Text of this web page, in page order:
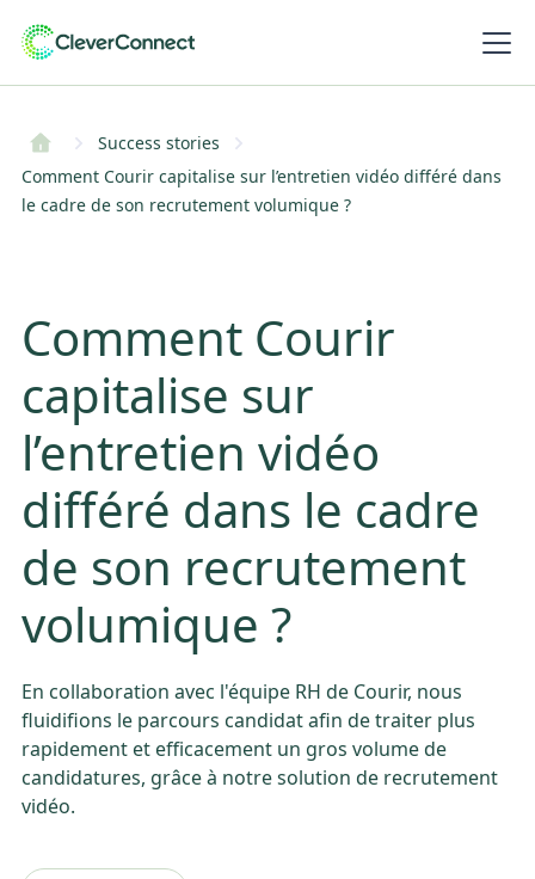
Success stories
Comment Courir capitalise sur l’entretien vidéo différé dans
le cadre de son recrutement volumique ?
Comment Courir
capitalise sur
l’entretien vidéo
différé dans le cadre
de son recrutement
volumique ?
En collaboration avec l'équipe RH de Courir, nous
fluidifions le parcours candidat afin de traiter plus
rapidement et efficacement un gros volume de
candidatures, grâce à notre solution de recrutement
vidéo.